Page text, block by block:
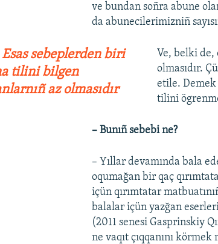
ve bundan soñra abune
da abunecilerimizniñ
Esas sebeplerden biri
tilini bilgen
az olmasıdır
Ve, belki de,
olmasıdır.
etile. Demek
tilini
– Bunıñ sebebi ne?
– Yıllar devamında bala
oqumağan bir qaç
içün qırımtatar
balalar içün yazğan
(2011 senesi Gasprinskiy
ne vaqıt çıqqanını